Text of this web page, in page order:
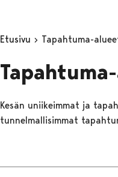
Etusivu Tapahtuma-
Kesän uniikeimmat ja
tunnelmallisimmat